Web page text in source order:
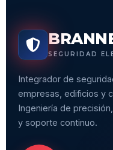
SEGURIDAD
Integrador de
empresas, edificios y
Ingeniería de
y soporte continuo.